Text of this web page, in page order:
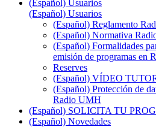
(Español) Usuarios
(Español) Usuarios
(Español) Reglamento
(Español) Normativa
(Español) Formalidades
emisión de programas en
Reserves
(Español) VÍDEO
(Español) Protección de
Radio UMH
(Español) SOLICITA TU
(Español) Novedades